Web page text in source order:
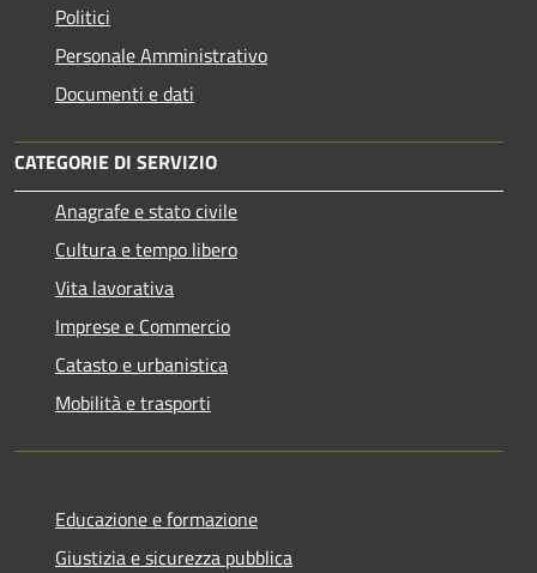
Politici
Personale Amministrativo
Documenti e dati
CATEGORIE DI SERVIZIO
Anagrafe e stato civile
Cultura e tempo libero
Vita lavorativa
Imprese e Commercio
Catasto e urbanistica
Mobilità e trasporti
Educazione e formazione
Giustizia e sicurezza pubblica